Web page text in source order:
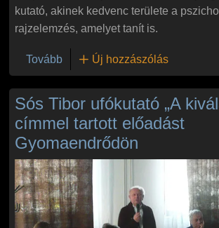
kutató, akinek kedvenc területe a
rajzelemzés, amelyet tanít is.
Tovább(Kalmár János, a Magyar Ufó
Új hozzászólás
Sós Tibor ufókutató „A
címmel tartott előadást
Gyomaendrődön